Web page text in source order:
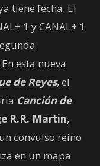
tiene fecha. El
1 y CANAL+ 1
En esta nueva
de Reyes, el
Canción de
R.R. Martin,
convulso reino
en un mapa